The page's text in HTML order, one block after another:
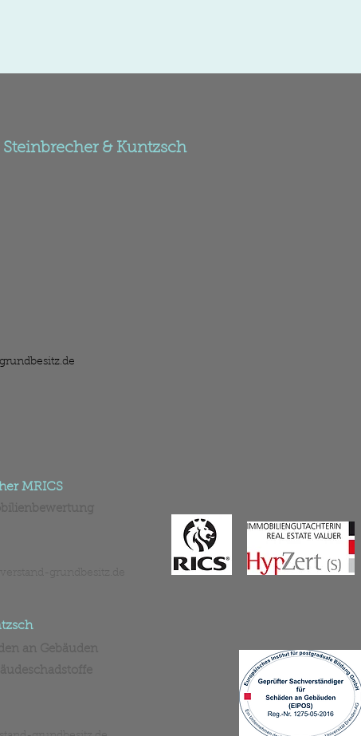
& Kuntzsch
MRICS